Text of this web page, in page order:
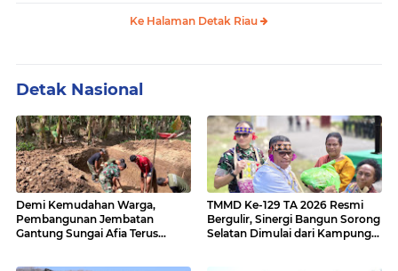
Ke Halaman Detak Riau
Detak Nasional
Demi Kemudahan Warga,
Pembangunan Jembatan
Gantung Sungai Afia Terus
TMMD Ke-129 TA 2026 Resmi
Bergulir, Sinergi Bangun Sorong
Selatan Dimulai dari Kampung